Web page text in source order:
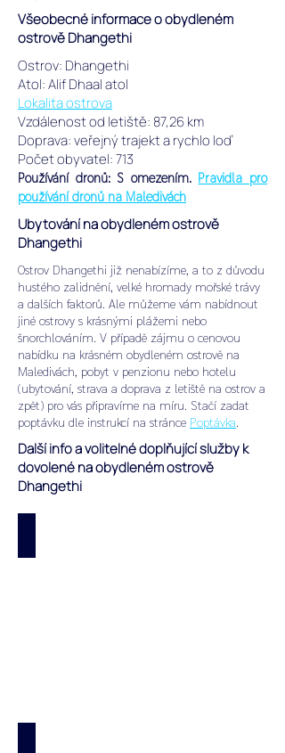
Všeobecné informace o obydleném
ostrově Dhangethi
Ostrov: Dhangethi
Atol: Alif Dhaal atol
Lokalita ostrova
Vzdálenost od letiště: 87,26 km
Doprava: veřejný trajekt a rychlo loď
Počet obyvatel: 713
Používání dronů: S omezením. Pravidla pro
používání dronů na Maledivách
Ubytování na obydleném ostrově
Dhangethi
Ostrov Dhangethi již nenabízíme, a to z důvodu
hustého zalidnění, velké hromady mořské trávy
a dalších faktorů. Ale můžeme vám nabídnout
jiné ostrovy s krásnými plážemi nebo
šnorchlováním. V případě zájmu o cenovou
nabídku na krásném obydleném ostrově na
Maledivách, pobyt v penzionu nebo hotelu
(ubytování, strava a doprava z letiště na ostrov a
zpět) pro vás připravíme na míru. Stačí zadat
poptávku dle instrukcí na stránce Poptávka.
Další info a volitelné doplňující služby k
dovolené na obydleném ostrově
Dhangethi
Vlastní